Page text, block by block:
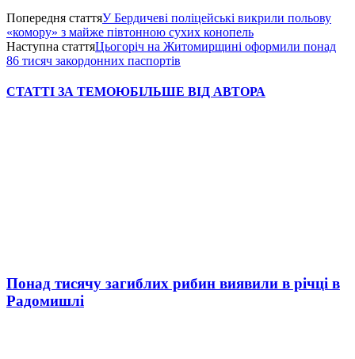
Попередня статтяУ Бердичеві поліцейські викрили польову
«комору» з майже півтонною сухих конопель
Наступна статтяЦьогоріч на Житомирщині оформили понад
86 тисяч закордонних паспортів
СТАТТІ ЗА ТЕМОЮБІЛЬШЕ ВІД АВТОРА
Понад тисячу загиблих рибин виявили в річці в
Радомишлі